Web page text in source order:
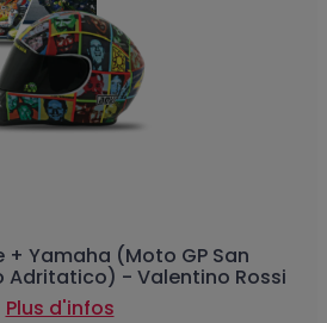
+ Yamaha (Moto GP San
Adritatico) - Valentino Rossi
Plus d'infos